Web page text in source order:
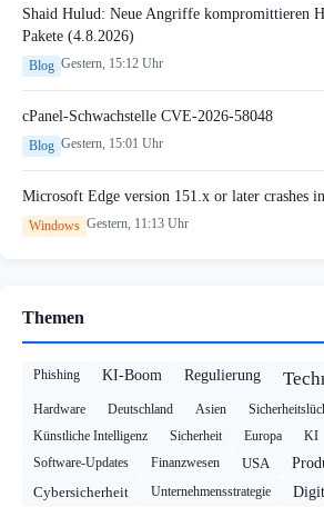
Shaid Hulud: Neue Angriffe kompromittieren
Pakete (4.8.2026)
Blog Gestern, 15:12 Uhr
cPanel-Schwachstelle CVE-2026-58048
Blog Gestern, 15:01 Uhr
Microsoft Edge version 151.x or later crashes
Windows Gestern, 11:13 Uhr
Themen
Phishing KI-Boom Regulierung
Hardware Deutschland Asien
Künstliche Intelligenz
Sicherheit Europa KI
Software-Updates
Finanzwesen USA
Cybersicherheit
Unternehmensstrategie